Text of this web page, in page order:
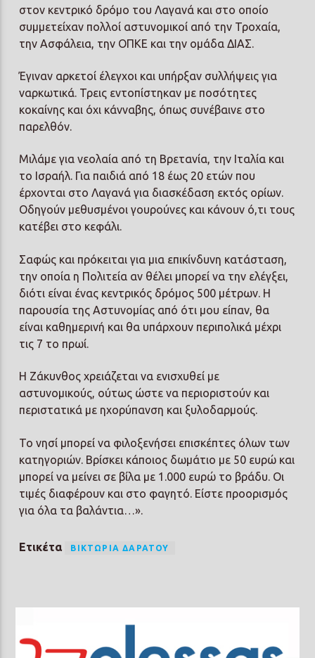
στον κεντρικό δρόμο του Λαγανά και στο οποίο
συμμετείχαν πολλοί αστυνομικοί από την Τροχαία,
την Ασφάλεια, την ΟΠΚΕ και την ομάδα ΔΙΑΣ.
Έγιναν αρκετοί έλεγχοι και υπήρξαν συλλήψεις για
ναρκωτικά. Τρεις εντοπίστηκαν με ποσότητες
κοκαίνης και όχι κάνναβης, όπως συνέβαινε στο
παρελθόν.
Μιλάμε για νεολαία από τη Βρετανία, την Ιταλία και
το Ισραήλ. Για παιδιά από 18 έως 20 ετών που
έρχονται στο Λαγανά για διασκέδαση εκτός ορίων.
Οδηγούν μεθυσμένοι γουρούνες και κάνουν ό,τι τους
κατέβει στο κεφάλι.
Σαφώς και πρόκειται για μια επικίνδυνη κατάσταση,
την οποία η Πολιτεία αν θέλει μπορεί να την ελέγξει,
διότι είναι ένας κεντρικός δρόμος 500 μέτρων. Η
παρουσία της Αστυνομίας από ότι μου είπαν, θα
είναι καθημερινή και θα υπάρχουν περιπολικά μέχρι
τις 7 το πρωί.
Η Ζάκυνθος χρειάζεται να ενισχυθεί με
αστυνομικούς, ούτως ώστε να περιοριστούν και
περιστατικά με ηχορύπανση και ξυλοδαρμούς.
Το νησί μπορεί να φιλοξενήσει επισκέπτες όλων των
κατηγοριών. Βρίσκει κάποιος δωμάτιο με 50 ευρώ και
μπορεί να μείνει σε βίλα με 1.000 ευρώ το βράδυ. Οι
τιμές διαφέρουν και στο φαγητό. Είστε προορισμός
για όλα τα βαλάντια…».
Ετικέτα ΒΙΚΤΩΡΊΑ ΔΑΡΆΤΟΥ